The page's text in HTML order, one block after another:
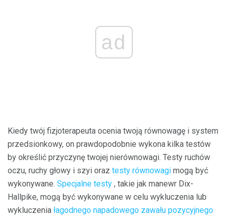
ad
Kiedy twój fizjoterapeuta ocenia twoją równowagę i system
przedsionkowy, on prawdopodobnie wykona kilka testów
by określić przyczynę twojej nierównowagi. Testy ruchów
oczu, ruchy głowy i szyi oraz testy równowagi mogą być
wykonywane. Specjalne testy , takie jak manewr Dix-
Hallpike, mogą być wykonywane w celu wykluczenia lub
wykluczenia łagodnego napadowego zawału pozycyjnego